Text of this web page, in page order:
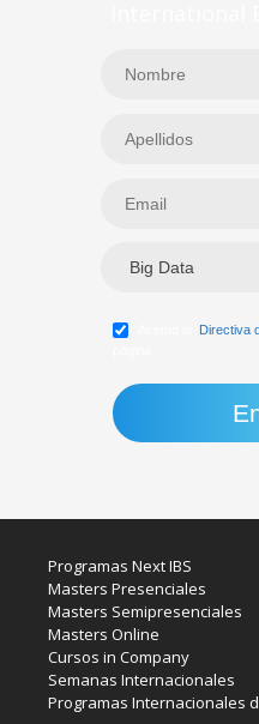
Directiva
Programas Next IBS
Masters Presenciales
Masters Semipresenciales
Masters Online
Cursos in Company
Semanas Internacionales
Programas Internacionales